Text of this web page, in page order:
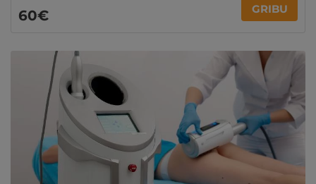
60€ GRIBU